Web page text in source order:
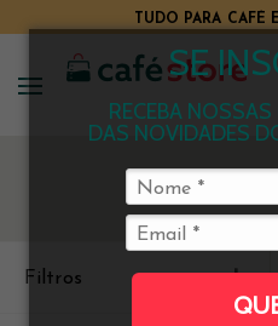
SE
RECEBA
DAS NOVIDADES
TUDO PARA CAFÉ
Filtros